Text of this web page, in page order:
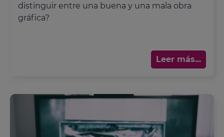
distinguir entre una buena y una mala obra
gráfica?
Leer más...